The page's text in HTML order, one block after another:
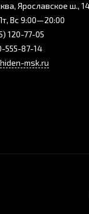
Ярославское ш.,
Вс 9:00—20:00
120-77-05
555-87-14
msk.ru